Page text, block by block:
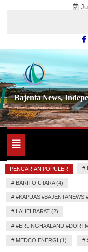
Bajenta News,
Toggle
navigation
PENCARIAN POPULER #
# BARITO UTARA (4)
# #KAPUAS #BAJENTANEWS
# LAHEI BARAT (2)
# #ERLINGHAALAND
# MEDCO ENERGI (1) #